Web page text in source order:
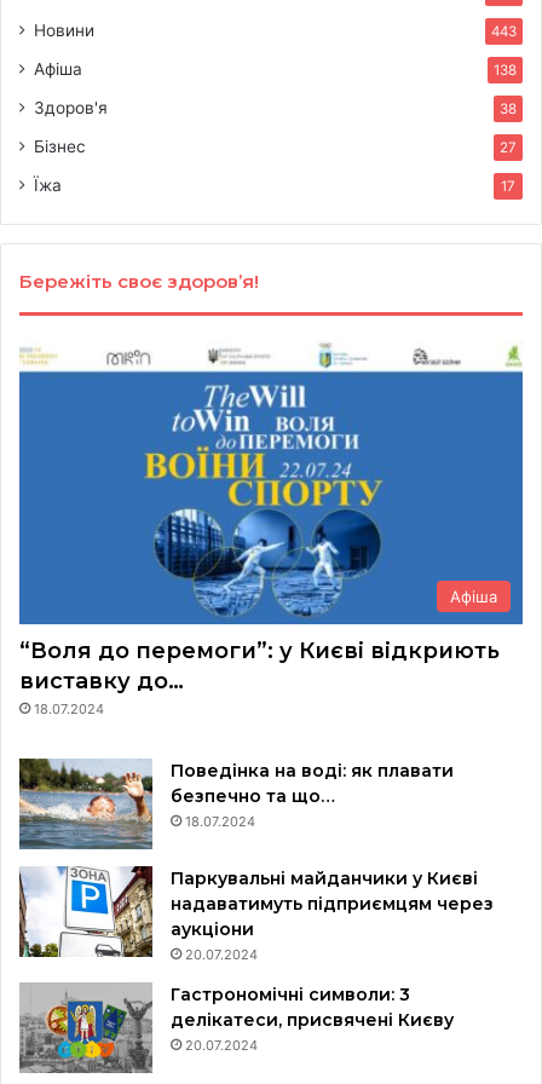
Новини 443
Афіша 138
Здоров'я 38
Бізнес 27
Їжа 17
Бережіть своє здоров’я!
Афіша
“Воля до перемоги”: у Києві відкриють
виставку до…
18.07.2024
Поведінка на воді: як плавати
безпечно та що…
18.07.2024
Паркувальні майданчики у Києві
надаватимуть підприємцям через
аукціони
20.07.2024
Гастрономічні символи: 3
делікатеси, присвячені Києву
20.07.2024